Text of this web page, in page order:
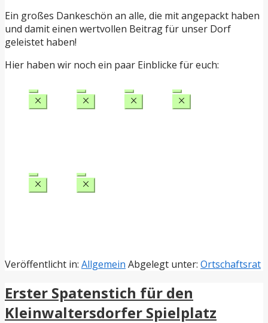
Ein großes Dankeschön an alle, die mit angepackt haben
und damit einen wertvollen Beitrag für unser Dorf
geleistet haben!
Hier haben wir noch ein paar Einblicke für euch:
Veröffentlicht in: Allgemein Abgelegt unter: Ortschaftsrat
Erster Spatenstich für den
Kleinwaltersdorfer Spielplatz